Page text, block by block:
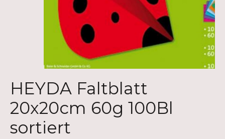
HEYDA Faltblatt
20x20cm 60g 100Bl
sortiert